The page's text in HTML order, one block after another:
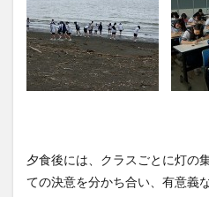
夕食後には、クラスごとに灯の
ての決意を分かち合い、有意義